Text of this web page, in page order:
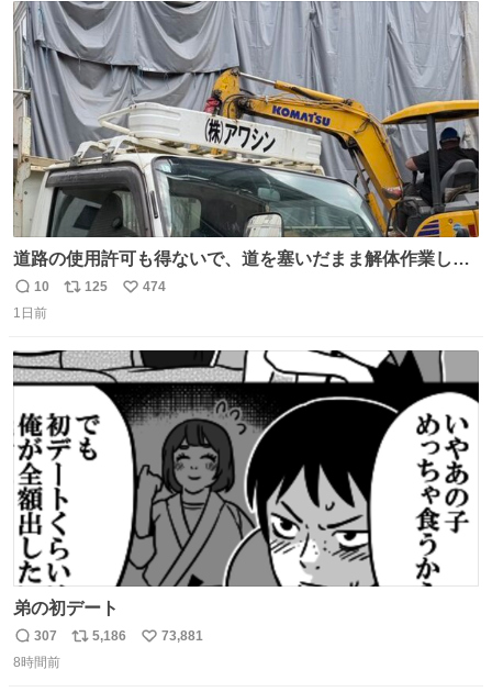
ト
数
数
道路の使用許可も得ないで、道を塞いだまま解体作業して
る。 写真を撮ろうとしたら「勝手に写真撮るな馬鹿野郎」
と罵倒されるなど。
返
信
10
リ
ト
数
125
い
数
474
1日前
弟の初デート
返
信
307
リ
5,186
い
73,881
8時間前